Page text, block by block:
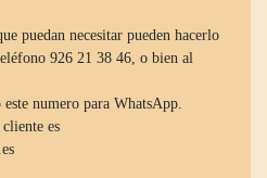
puedan necesitar pueden hacerlo
926 21 38 46, o bien al
numero para WhatsApp.
es